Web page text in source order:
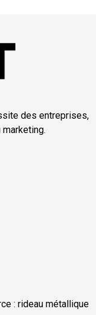
des entreprises,
marketing.
: rideau métallique